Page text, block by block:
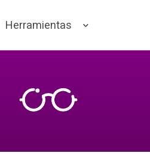
Herramientas